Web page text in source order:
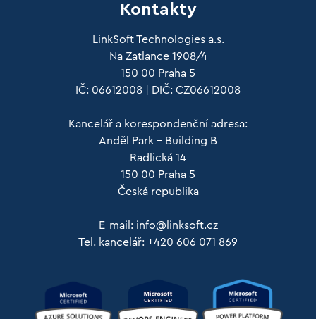
Kontakty
LinkSoft Technologies a.s.
Na Zatlance 1908/4
150 00 Praha 5
IČ: 06612008 | DIČ: CZ06612008
Kancelář a korespondenční adresa:
Anděl Park – Building B
Radlická 14
150 00 Praha 5
Česká republika
E-mail: info@linksoft.cz
Tel. kancelář: +420 606 071 869